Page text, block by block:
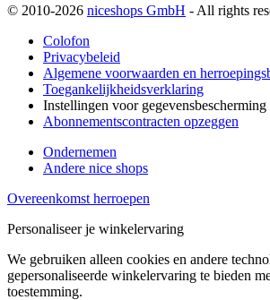
© 2010-2026 niceshops GmbH - All rights
Colofon
Privacybeleid
Algemene voorwaarden en
Toegankelijkheidsverklaring
Instellingen voor gegevensbescherming
Abonnementscontracten opzeggen
Ondernemen
Andere nice shops
Overeenkomst herroepen
Personaliseer je winkelervaring
We gebruiken alleen cookies en andere
gepersonaliseerde winkelervaring te bieden
toestemming.